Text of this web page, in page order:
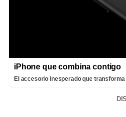
iPhone que combina contigo
El accesorio inesperado que